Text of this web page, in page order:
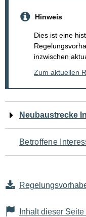
Hinweis
Dies ist eine
inzwischen
Zum aktuellen
Navigation
für
den
Seiteninhalt
Neubaustrecke
Betroffene
Inhalt dieser